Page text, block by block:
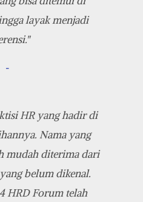
layak menjadi
-
HR yang hadir di
Nama yang
mudah diterima dari
belum dikenal.
HRD Forum telah